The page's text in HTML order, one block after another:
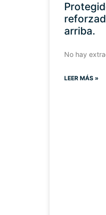
arriba.
No hay
LEER MÁS »